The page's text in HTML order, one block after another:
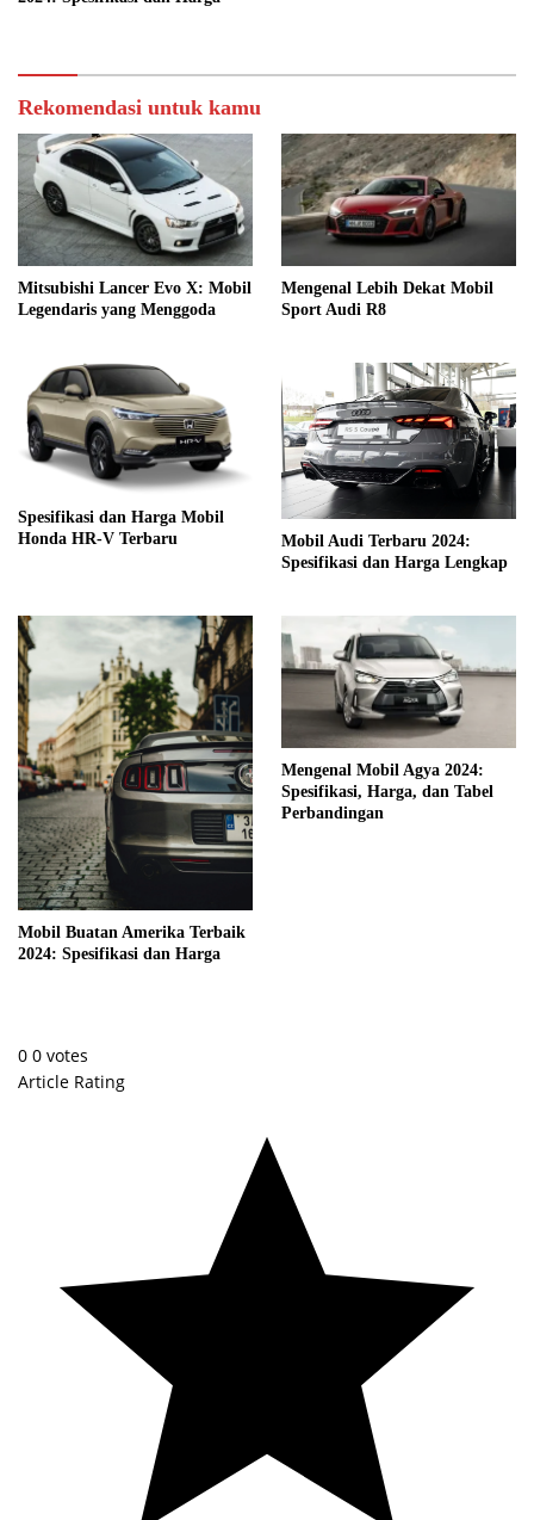
Rekomendasi untuk kamu
Mitsubishi Lancer Evo X: Mobil
Legendaris yang Menggoda
Mengenal Lebih Dekat Mobil
Sport Audi R8
Spesifikasi dan Harga Mobil
Honda HR-V Terbaru
Mobil Audi Terbaru 2024:
Spesifikasi dan Harga Lengkap
Mobil Buatan Amerika Terbaik
2024: Spesifikasi dan Harga
Mengenal Mobil Agya 2024:
Spesifikasi, Harga, dan Tabel
Perbandingan
0 0 votes
Article Rating